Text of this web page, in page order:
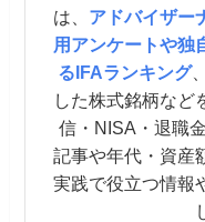
は、 アドバイザー
用アンケートや独
るIFAランキング、
した株式銘柄など
信・NISA・退職
記事や年代・資産
実践で役立つ情報